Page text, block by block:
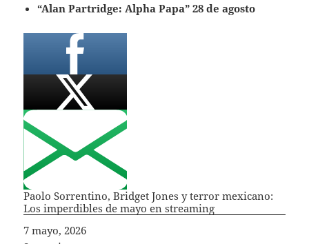
“Alan Partridge: Alpha Papa” 28 de agosto
Paolo Sorrentino, Bridget Jones y terror mexicano:
Los imperdibles de mayo en streaming
Fecha
7 mayo, 2026